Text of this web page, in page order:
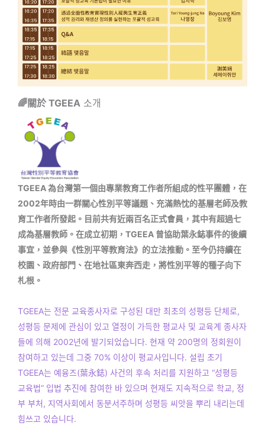
🌈關於 TGEEA 소개
TGEEA 為台灣第一個由專業教育工作者所組成的性平團體，在
2002年時由一群關心性別平等議題、充滿熱忱的基層老師及教
育工作者所發起。目前共有近兩百名正式會員，其中有超過七
成為基層教師。在成立初期，TGEEA 曾協助葉永鋕事件的後續
事宜，並參與《性別平等教育法》的立法推動。至今仍持續在
校園、政府部門、在地社區東奔西走，將性別平等的種子向下
札根。
TGEEA는 전문 교육종사자로 구성된 대만 최초의 성평등 단체로,
성평등 문제에 관심이 있고 열정이 가득한 평교사 및 교육계 종사자
들에 의해 2002년에 발기되었습니다. 현재 약 200명의 정회원이
참여하고 있는데 그중 70% 이상이 평교사입니다. 설립 초기
TGEEA는 예융즈(葉永鋕) 사건의 후속 처리를 지원하고 “성평등
교육법” 입법 추진에 참여한 바 있으며 현재도 지속적으로 학교, 정
부 부처, 지역사회에서 동분서주하며 성평등 씨앗을 뿌리 내리는데
힘쓰고 있습니다.